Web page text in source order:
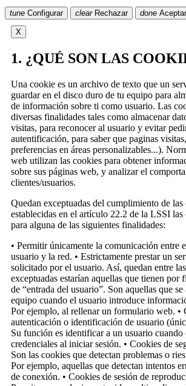
tune Configurar clear Rechazar done Aceptar
X
1. ¿QUÉ SON LAS
Una cookie es un archivo de texto que un
guardar en el disco duro de tu equipo para
de información sobre ti como usuario. Las
diversas finalidades tales como almacenar
visitas, para reconocer al usuario y evitar
autentificación, para saber que paginas
preferencias en áreas personalizables...).
web utilizan las cookies para obtener
sobre sus páginas web, y analizar el
clientes/usuarios.
Quedan exceptuadas del cumplimiento de
establecidas en el artículo 22.2 de la LSSI
para alguna de las siguientes finalidades:
• Permitir únicamente la comunicación entre
usuario y la red. • Estrictamente prestar un
solicitado por el usuario. Así, quedan entre
exceptuadas estarían aquellas que tienen por
de “entrada del usuario”. Son aquellas que se
equipo cuando el usuario introduce
Por ejemplo, al rellenar un formulario web. •
autenticación o identificación de usuario
Su función es identificar a un usuario cuando
credenciales al iniciar sesión. • Cookies de
Son las cookies que detectan problemas o
Por ejemplo, aquellas que detectan intentos
de conexión. • Cookies de sesión de